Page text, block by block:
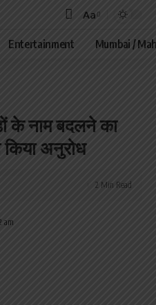
Font
Resizer
Aa
Entertainment Mumbai /
के नाम बदलने का
अनुरोध
am
2 Min Read